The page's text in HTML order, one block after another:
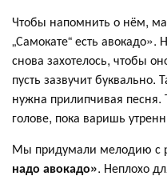
Чтобы напомнить о нём,
„Самокате“ есть авокадо».
снова захотелось, чтобы
пусть зазвучит
нужна прилипчивая песня.
голове, пока варишь
Мы придумали мелодию с
надо авокадо». Неплохо